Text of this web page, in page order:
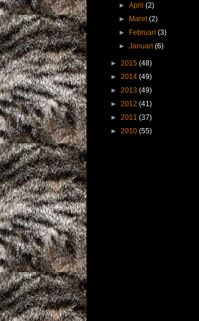
►April(2)
► Maret(2)
► Februari(3)
►Januari(6)
► 2015 (48)
► 2014 (49)
► 2013 (49)
► 2012 (41)
► 2011 (37)
► 2010 (55)